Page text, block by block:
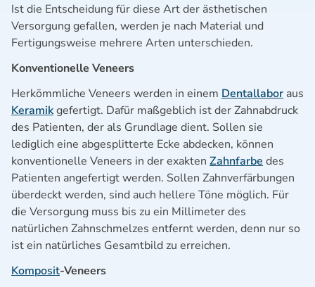
Ist die Entscheidung für diese Art der ästhetischen
Versorgung gefallen, werden je nach Material und
Fertigungsweise mehrere Arten unterschieden.
Konventionelle Veneers
Herkömmliche Veneers werden in einem Dentallabor aus
Keramikgefertigt. Dafür maßgeblich ist der Zahnabdruck
des Patienten, der als Grundlage dient. Sollen sie
lediglich eine abgesplitterte Ecke abdecken, können
konventionelle Veneers in der exakten Zahnfarbe des
Patienten angefertigt werden. Sollen Zahnverfärbungen
überdeckt werden, sind auch hellere Töne möglich. Für
die Versorgung muss bis zu ein Millimeter des
natürlichen Zahnschmelzes entfernt werden, denn nur so
ist ein natürliches Gesamtbild zu erreichen.
Komposit-Veneers